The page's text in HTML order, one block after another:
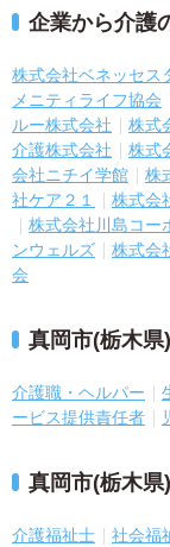
企業から介護
株式会社ベネッセス
メニティライフ協会
ルー株式会社
株式
介護株式会社
株式
会社ニチイ学館
株
社ケア２１
株式会
株式会社川島コー
ンウェルズ
株式会
会
真岡市(栃木
介護職・ヘルパー
ービス提供責任者
真岡市(栃木
介護福祉士 社会福